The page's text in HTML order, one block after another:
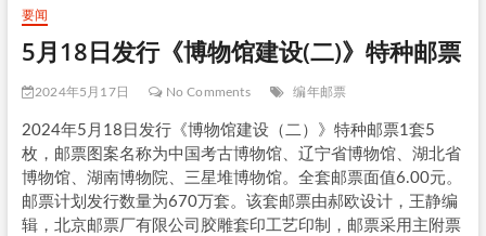
要闻
5月18日发行《博物馆建设(二)》特种邮票
2024年5月17日 No Comments 编年邮票
2024年5月18日发行《博物馆建设（二）》特种邮票1套5
枚，邮票图案名称为中国考古博物馆、辽宁省博物馆、湖北省
博物馆、湖南博物院、三星堆博物馆。全套邮票面值6.00元。
邮票计划发行数量为670万套。该套邮票由郝欧设计，王静编
辑，北京邮票厂有限公司胶雕套印工艺印制，邮票采用主附票